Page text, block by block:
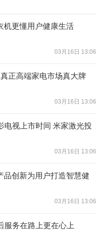
和长途控制的优势。运用3d
不需要进行电视系统的晋级、
在网络上就能结束的资源运
要有网线的衔接，就能将云技
智能电视机的实用性。
要先看“四大件”：CPU、
决议了智能电视的功能。
直接影响到电视的工作速度，
的产品，就根柢可以保证大型
只差一个字母，但它们的分
闪现的功用，简单说，GPU越
800万三角形/秒以上的GPU产
机更懂用户健康生活
03月16日 13:06
正高端家电市场真大牌
03月16日 13:06
电视上市时间 米家激光投
03月16日 13:06
品创新为用户打造智慧健
03月16日 13:06
服务在路上更在心上